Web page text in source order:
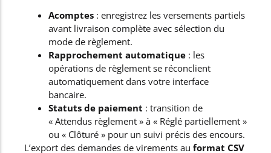
Acomptes : enregistrez les versements partiels
avant livraison complète avec sélection du
mode de règlement.
Rapprochement automatique : les
opérations de règlement se réconclient
automatiquement dans votre interface
bancaire.
Statuts de paiement : transition de
« Attendus règlement » à « Réglé partiellement »
ou « Clôturé » pour un suivi précis des encours.
L’export des demandes de virements au format CSV